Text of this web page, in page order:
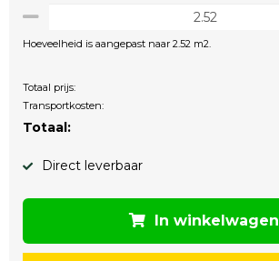
Hoeveelheid is aangepast naar 2.52 m2.
Totaal prijs:
Transportkosten:
Totaal:
Direct leverbaar
In winkelwagen